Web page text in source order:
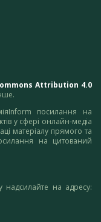
Attribution 4.0
посилання на
у сфері онлайн-медіа
матеріалу прямого та
на цитований
надсилайте на адресу: